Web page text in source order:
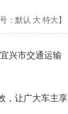
： 默认 大 特大 】
兴市交通运输
，让广大车主享